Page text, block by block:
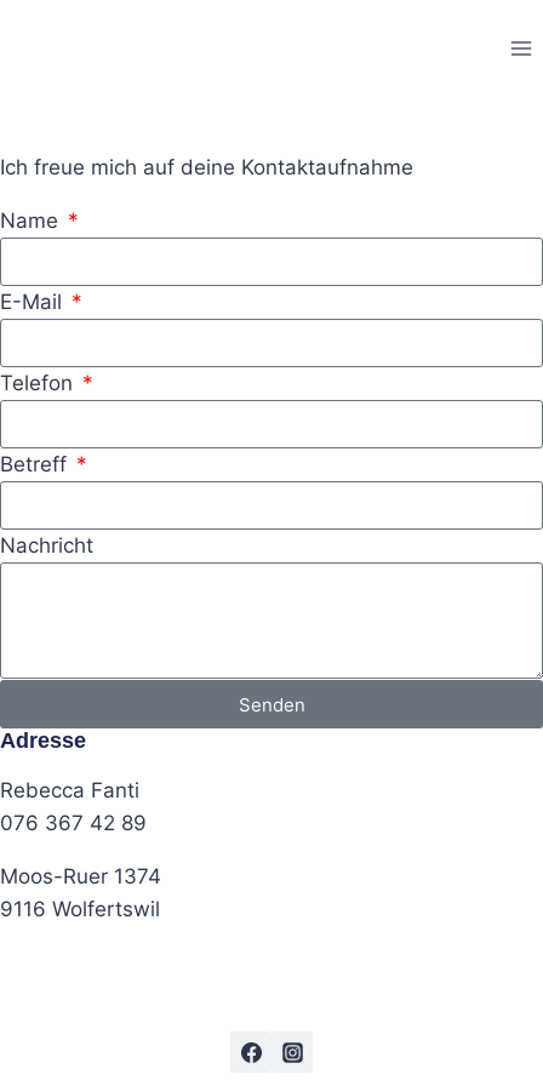
Ich freue mich auf deine Kontaktaufnahme
Name
E-Mail
Telefon
Betreff
Nachricht
Senden
Adresse
Rebecca Fanti
076 367 42 89
Moos-Ruer 1374
9116 Wolfertswil